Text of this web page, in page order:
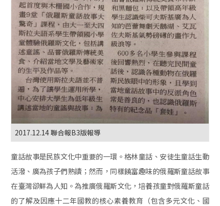
2017.12.14 聯合報B3版報導
童話故事是民族文化中重要的一環。格林童話、安徒生童話生動
活潑、廣為孩子們熟讀；然而，同樣饒富趣味的俄羅斯童話故事
在臺灣卻鮮為人知。為推廣俄羅斯文化，培養孩童對俄羅斯童話
的了解及因應十二年國教的核心素養教育（包含多元文化、國